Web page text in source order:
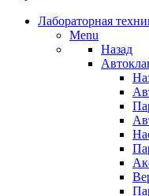
Лабораторная
Menu
Назад